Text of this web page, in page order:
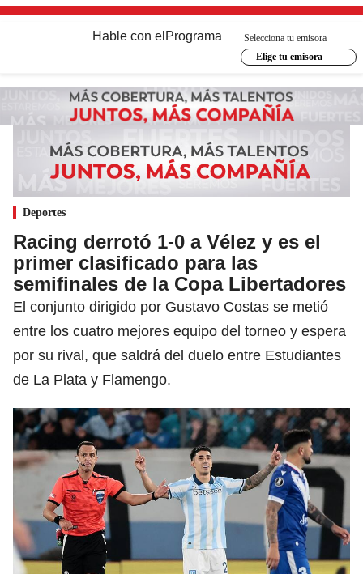
Hable con el Programa
Selecciona tu emisora
Elige tu emisora
Deportes
Racing derrotó 1-0 a Vélez y es el
primer clasificado para las
semifinales de la Copa Libertadores
El conjunto dirigido por Gustavo Costas se metió
entre los cuatro mejores equipo del torneo y espera
por su rival, que saldrá del duelo entre Estudiantes
de La Plata y Flamengo.